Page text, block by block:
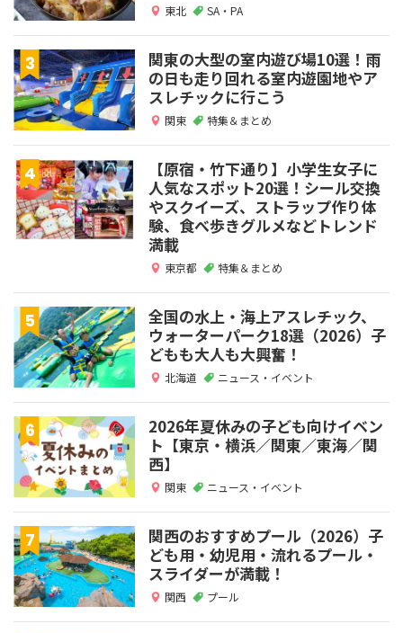
東北 SA・PA
関東の大型の室内遊び場10選！雨
の日も走り回れる室内遊園地やア
スレチックに行こう
関東 特集＆まとめ
【原宿・竹下通り】小学生女子に
人気なスポット20選！シール交換
やスクイーズ、ストラップ作り体
験、食べ歩きグルメなどトレンド
満載
東京都 特集＆まとめ
全国の水上・海上アスレチック、
ウォーターパーク18選（2026）子
どもも大人も大興奮！
北海道 ニュース・イベント
2026年夏休みの子ども向けイベン
ト【東京・横浜／関東／東海／関
西】
関東 ニュース・イベント
関西のおすすめプール（2026）子
ども用・幼児用・流れるプール・
スライダーが満載！
関西 プール